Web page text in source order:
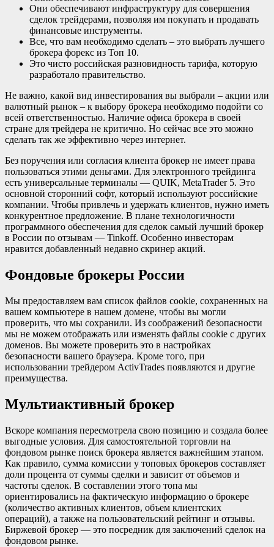
Они обеспечивают инфраструктуру для совершения
сделок трейдерами, позволяя им покупать и продавать
финансовые инструменты.
Все, что вам необходимо сделать – это выбрать лучшего
брокера форекс из Топ 10.
Это чисто российская разновидность тарифа, которую
разработало правительство.
Не важно, какой вид инвестирования вы выбрали – акции или
валютный рынок – к выбору брокера необходимо подойти со
всей ответственностью. Наличие офиса брокера в своей
стране для трейдера не критично. Но сейчас все это можно
сделать так же эффективно через интернет.
Без поручения или согласия клиента брокер не имеет права
пользоваться этими деньгами. Для электронного трейдинга
есть универсальные терминалы — QUIK, MetaTrader 5. Это
основной сторонний софт, который используют российские
компании. Чтобы привлечь и удержать клиентов, нужно иметь
конкурентное предложение. В плане технологичности
программного обеспечения для сделок самый лучший брокер
в России по отзывам — Tinkoff. Особенно инвесторам
нравится добавленный недавно скринер акций.
Фондовые брокеры России
Мы предоставляем вам список файлов cookie, сохраненных на
вашем компьютере в нашем домене, чтобы вы могли
проверить, что мы сохранили. Из соображений безопасности
мы не можем отображать или изменять файлы cookie с других
доменов. Вы можете проверить это в настройках
безопасности вашего браузера. Кроме того, при
использовании трейдером ActivTrades появляются и другие
преимущества.
Мультиактивный брокер
Вскоре компания пересмотрела свою позицию и создала более
выгодные условия. Для самостоятельной торговли на
фондовом рынке поиск брокера является важнейшим этапом.
Как правило, сумма комиссии у топовых брокеров составляет
доли процента от суммы сделки и зависит от объемов и
частоты сделок. В составлении этого топа мы
ориентировались на фактическую информацию о брокере
(количество активных клиентов, объем клиентских
операций), а также на пользовательский рейтинг и отзывы.
Биржевой брокер — это посредник для заключений сделок на
фондовом рынке.